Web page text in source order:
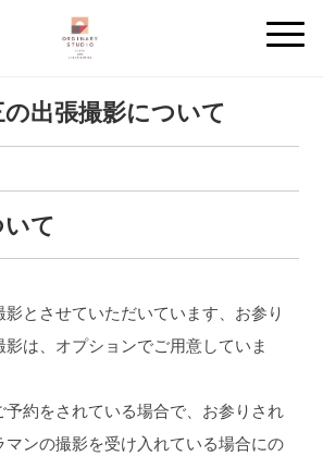
の出張撮影について
て
とさせていただいています、お参り
は、オプションでご用意していま
予約をされている場合で、お参りされ
マンの撮影を受け入れている場合にの